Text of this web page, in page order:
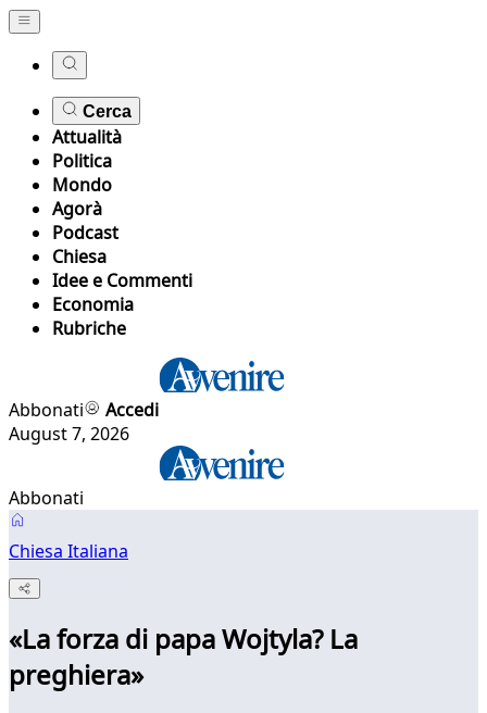
Cerca
Attualità
Politica
Mondo
Agorà
Podcast
Chiesa
Idee e Commenti
Economia
Rubriche
Abbonati
Accedi
August 7, 2026
Abbonati
Chiesa Italiana
«La forza di papa Wojtyla? La
preghiera»